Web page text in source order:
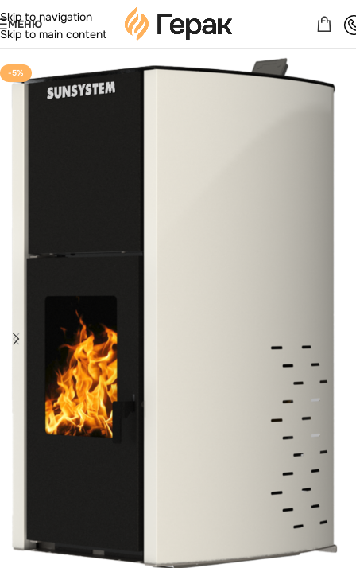
Skip to navigation
Skip to main content
МЕНЮ
-5%